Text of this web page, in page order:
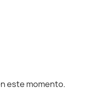
este momento.